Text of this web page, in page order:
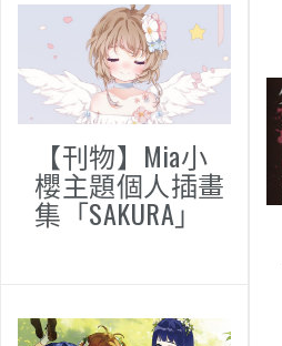
【刊物】Mia小
櫻主題個人插畫
集「SAKURA」